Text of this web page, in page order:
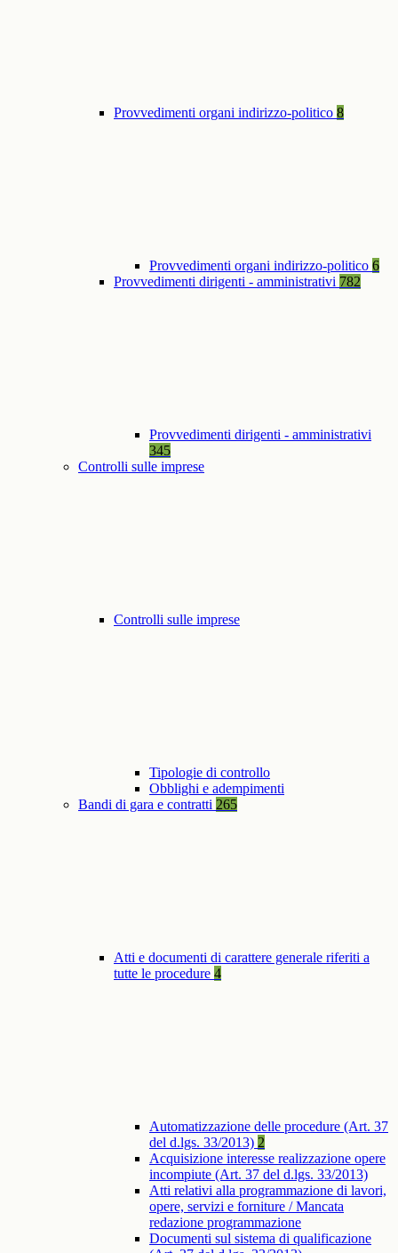
Provvedimenti organi indirizzo-politico 8
Provvedimenti organi indirizzo-politico 6
Provvedimenti dirigenti - amministrativi 782
Provvedimenti dirigenti - amministrativi
345
Controlli sulle imprese
Controlli sulle imprese
Tipologie di controllo
Obblighi e adempimenti
Bandi di gara e contratti 265
Atti e documenti di carattere generale riferiti a
tutte le procedure 4
Automatizzazione delle procedure (Art. 37
del d.lgs. 33/2013) 2
Acquisizione interesse realizzazione opere
incompiute (Art. 37 del d.lgs. 33/2013)
Atti relativi alla programmazione di lavori,
opere, servizi e forniture / Mancata
redazione programmazione
Documenti sul sistema di qualificazione